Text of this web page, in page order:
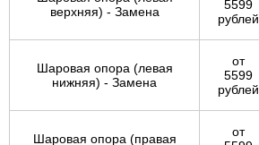
верхняя) - Замена
5599
рублей
Шаровая опора (левая
нижняя) - Замена
от
5599
рублей
Шаровая опора (правая
от